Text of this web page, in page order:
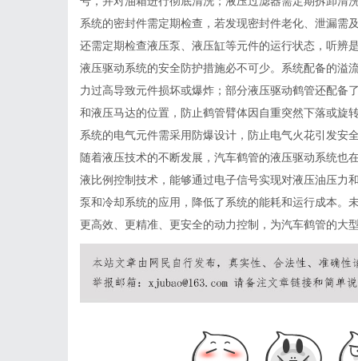
系统的密封件需定期检查，若发现密封件老化、泄漏需
还需定期检查液压泵、液压缸等元件的运行状态，听辨
液压驱动系统的安全防护措施必不可少。系统配备的溢
力过高导致元件损坏或爆炸；部分液压驱动鹤管还配备
和液压马达的位置，防止鹤管臂体因自重突然下落或旋
系统的电气元件需采用防爆设计，防止电气火花引发安
随着液压技术的不断发展，汽车鹤管的液压驱动系统也
液比例控制技术，能够通过电子信号实现对液压油压力
泵和冷却系统的应用，降低了系统的能耗和运行成本。
更高效、更精准、更安全的动力控制，为汽车鹤管的大